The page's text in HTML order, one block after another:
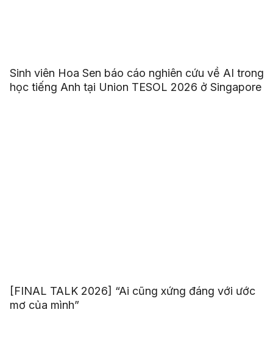
Sinh viên Hoa Sen báo cáo nghiên cứu về AI trong
học tiếng Anh tại Union TESOL 2026 ở Singapore
[FINAL TALK 2026] “Ai cũng xứng đáng với ước
mơ của mình”